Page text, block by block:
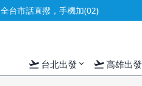
全台市話直撥，手機加(02)
flight_takeoff 台北出發 expand_more flight_takeoff高雄出發